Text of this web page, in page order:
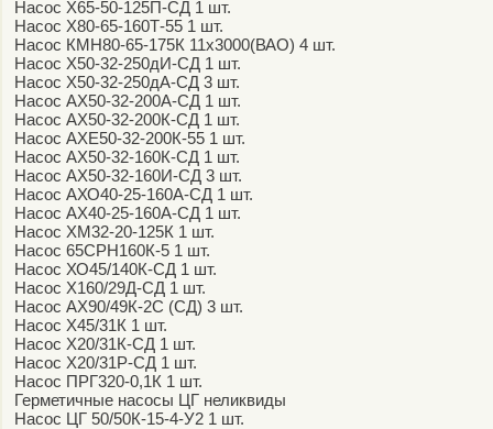
Насос Х65-50-125П-СД 1 шт.
Насос Х80-65-160Т-55 1 шт.
Насос КМН80-65-175К 11х3000(ВАО) 4 шт.
Насос Х50-32-250дИ-СД 1 шт.
Насос Х50-32-250дА-СД 3 шт.
Насос АХ50-32-200А-СД 1 шт.
Насос АХ50-32-200К-СД 1 шт.
Насос АХЕ50-32-200К-55 1 шт.
Насос АХ50-32-160К-СД 1 шт.
Насос АХ50-32-160И-СД 3 шт.
Насос АХО40-25-160А-СД 1 шт.
Насос АХ40-25-160А-СД 1 шт.
Насос ХМ32-20-125К 1 шт.
Насос 65СРН160К-5 1 шт.
Насос ХО45/140К-СД 1 шт.
Насос Х160/29Д-СД 1 шт.
Насос АХ90/49К-2С (СД) 3 шт.
Насос Х45/31К 1 шт.
Насос Х20/31К-СД 1 шт.
Насос Х20/31Р-СД 1 шт.
Насос ПРГ320-0,1К 1 шт.
Герметичные насосы ЦГ неликвиды
Насос ЦГ 50/50К-15-4-У2 1 шт.